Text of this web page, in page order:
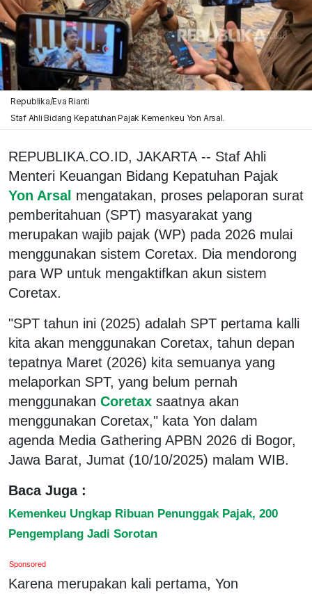
Republika/Eva Rianti
Staf Ahli Bidang Kepatuhan Pajak Kemenkeu Yon Arsal.
REPUBLIKA.CO.ID, JAKARTA -- Staf Ahli
Menteri Keuangan Bidang Kepatuhan Pajak
Yon Arsal mengatakan, proses pelaporan surat
pemberitahuan (SPT) masyarakat yang
merupakan wajib pajak (WP) pada 2026 mulai
menggunakan sistem Coretax. Dia mendorong
para WP untuk mengaktifkan akun sistem
Coretax.
"SPT tahun ini (2025) adalah SPT pertama kalli
kita akan menggunakan Coretax, tahun depan
tepatnya Maret (2026) kita semuanya yang
melaporkan SPT, yang belum pernah
menggunakan Coretax saatnya akan
menggunakan Coretax," kata Yon dalam
agenda Media Gathering APBN 2026 di Bogor,
Jawa Barat, Jumat (10/10/2025) malam WIB.
Baca Juga :
Kemenkeu Ungkap Ribuan Penunggak Pajak, 200
Pengemplang Jadi Sorotan
Sponsored
Karena merupakan kali pertama, Yon